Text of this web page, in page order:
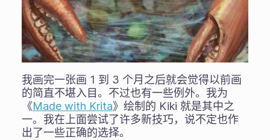
我画完一张画 1 到 3 个月之后就会觉得以前画
的简直不堪入目。不过也有一些例外。我为
《Made with Krita》绘制的 Kiki 就是其中之
一。我在上面尝试了许多新技巧，说不定也作
出了一些正确的选择。